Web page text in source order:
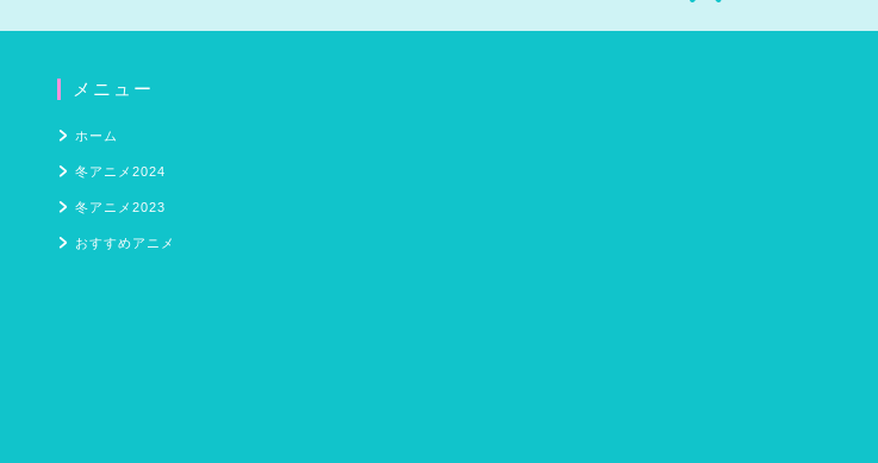
メニュー
ホーム
冬アニメ2024
冬アニメ2023
おすすめアニメ